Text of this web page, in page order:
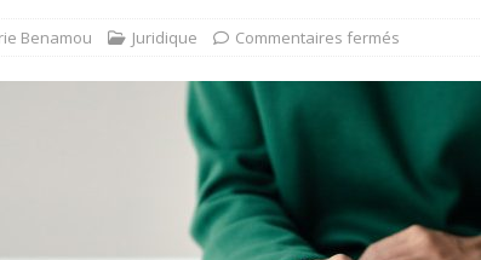
Benamou Juridique Commentaires fermés